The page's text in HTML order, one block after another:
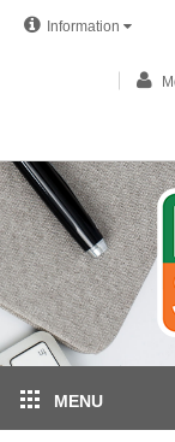
Information
MENU